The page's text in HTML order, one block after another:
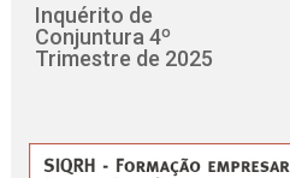
Inquérito de
Conjuntura 4º
Trimestre de 2025